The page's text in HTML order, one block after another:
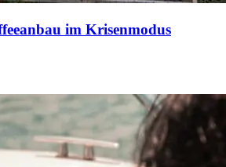
im Krisenmodus